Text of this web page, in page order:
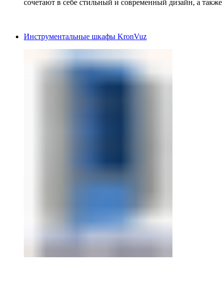
сочетают в себе стильный и современный дизайн, а
Инструментальные шкафы KronVuz